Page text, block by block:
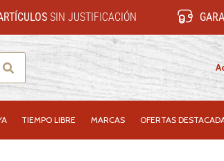
SIN JUSTIFICACIÓN
TIEMPO LIBRE MARCAS OFERTAS